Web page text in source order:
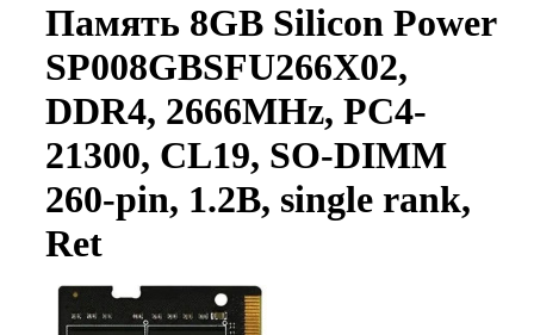
Память 8GB Silicon Power
SP008GBSFU266X02,
DDR4, 2666MHz, PC4-
21300, CL19, SO-DIMM
260-pin, 1.2В, single rank,
Ret